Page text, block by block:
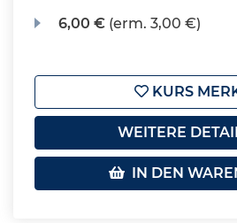
6,00 € (erm. 3,00 €)
KURS
WEITERE
IN DEN